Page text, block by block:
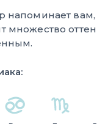
напоминает вам,
множество